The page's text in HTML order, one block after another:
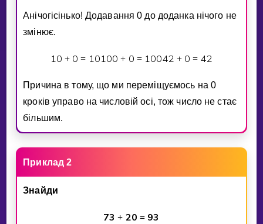
Анiчогiсiнько! Додавання 0 до доданка нiчого не
змiнює.
1 0 + 0 = 1 01 00 + 0 = 1 0042 + 0 = 42
Причина в тому, що ми перемiщуємось на 0
крокiв управо на числовiй осi, тож число не стає
бiльшим.
Приклад 2
Знайди
73 + 20 = 93